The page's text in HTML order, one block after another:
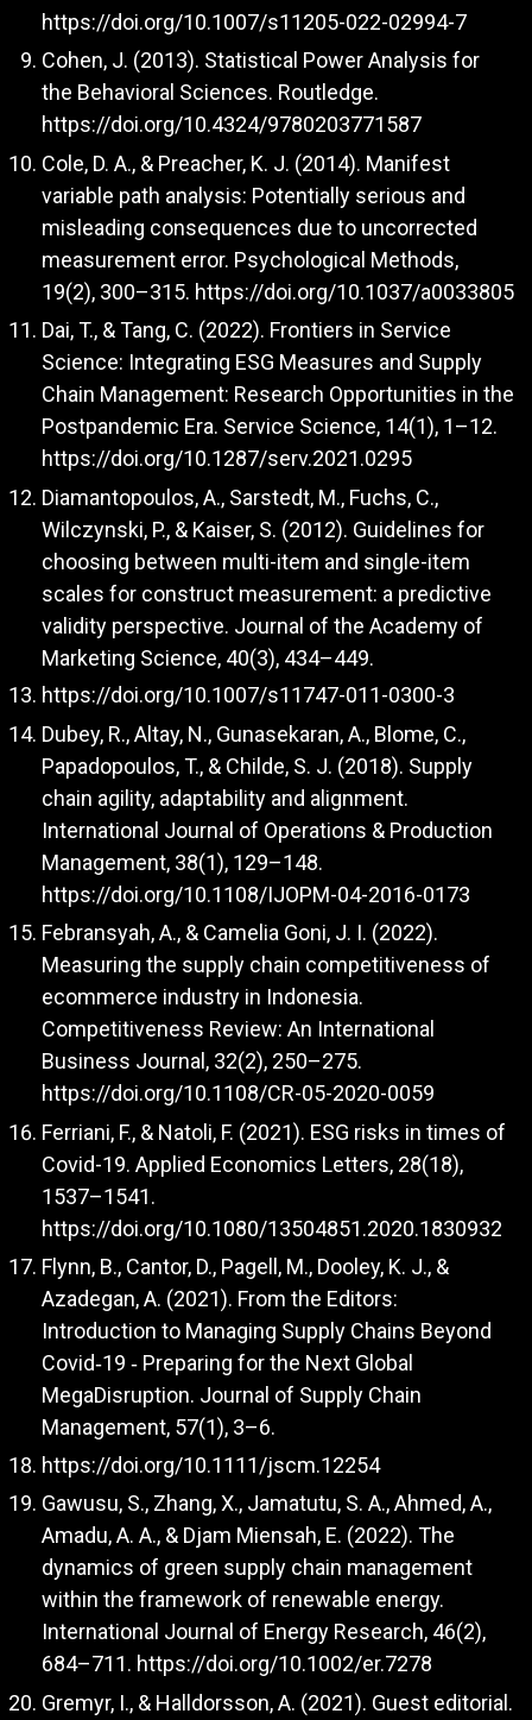
https://doi.org/10.1007/s11205-022-02994-7
Cohen, J. (2013). Statistical Power Analysis for
the Behavioral Sciences. Routledge.
https://doi.org/10.4324/9780203771587
Cole, D. A., & Preacher, K. J. (2014). Manifest
variable path analysis: Potentially serious and
misleading consequences due to uncorrected
measurement error. Psychological Methods,
19(2), 300–315. https://doi.org/10.1037/a0033805
Dai, T., & Tang, C. (2022). Frontiers in Service
Science: Integrating ESG Measures and Supply
Chain Management: Research Opportunities in the
Postpandemic Era. Service Science, 14(1), 1–12.
https://doi.org/10.1287/serv.2021.0295
Diamantopoulos, A., Sarstedt, M., Fuchs, C.,
Wilczynski, P., & Kaiser, S. (2012). Guidelines for
choosing between multi-item and single-item
scales for construct measurement: a predictive
validity perspective. Journal of the Academy of
Marketing Science, 40(3), 434–449.
https://doi.org/10.1007/s11747-011-0300-3
Dubey, R., Altay, N., Gunasekaran, A., Blome, C.,
Papadopoulos, T., & Childe, S. J. (2018). Supply
chain agility, adaptability and alignment.
International Journal of Operations & Production
Management, 38(1), 129–148.
https://doi.org/10.1108/IJOPM-04-2016-0173
Febransyah, A., & Camelia Goni, J. I. (2022).
Measuring the supply chain competitiveness of
ecommerce industry in Indonesia.
Competitiveness Review: An International
Business Journal, 32(2), 250–275.
https://doi.org/10.1108/CR-05-2020-0059
Ferriani, F., & Natoli, F. (2021). ESG risks in times of
Covid-19. Applied Economics Letters, 28(18),
1537–1541.
https://doi.org/10.1080/13504851.2020.1830932
Flynn, B., Cantor, D., Pagell, M., Dooley, K. J., &
Azadegan, A. (2021). From the Editors:
Introduction to Managing Supply Chains Beyond
Covid‐19 ‐ Preparing for the Next Global
MegaDisruption. Journal of Supply Chain
Management, 57(1), 3–6.
https://doi.org/10.1111/jscm.12254
Gawusu, S., Zhang, X., Jamatutu, S. A., Ahmed, A.,
Amadu, A. A., & Djam Miensah, E. (2022). The
dynamics of green supply chain management
within the framework of renewable energy.
International Journal of Energy Research, 46(2),
684–711. https://doi.org/10.1002/er.7278
Gremyr, I., & Halldorsson, A. (2021). Guest editorial.